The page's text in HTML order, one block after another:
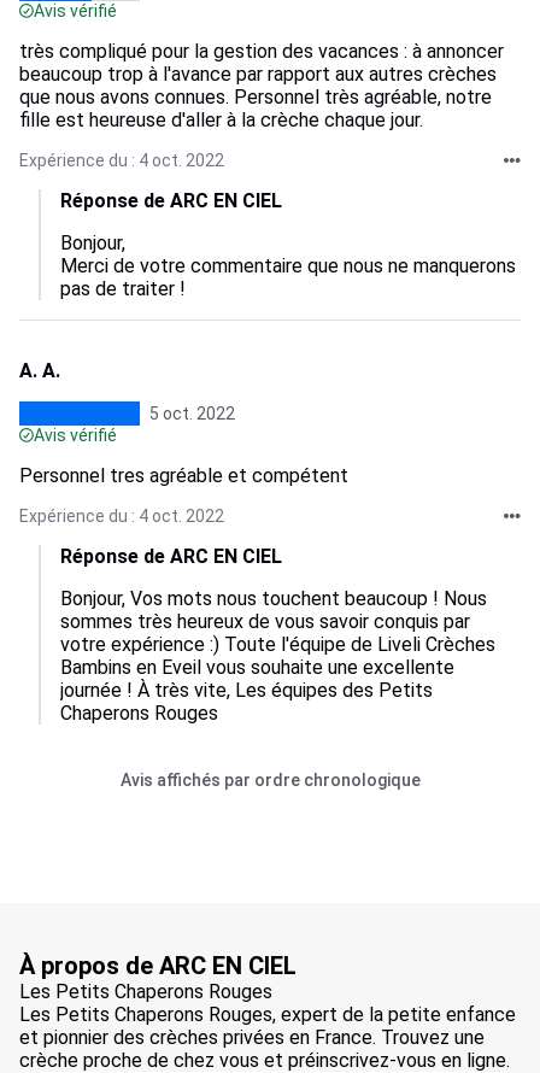
Avis vérifié
très compliqué pour la gestion des vacances : à annoncer
beaucoup trop à l'avance par rapport aux autres crèches
que nous avons connues. Personnel très agréable, notre
fille est heureuse d'aller à la crèche chaque jour.
Expérience du : 4 oct. 2022
Réponse de ARC EN CIEL
Bonjour,
Merci de votre commentaire que nous ne manquerons
pas de traiter !
A. A.
5 oct. 2022
Avis vérifié
Personnel tres agréable et compétent
Expérience du : 4 oct. 2022
Réponse de ARC EN CIEL
Bonjour, Vos mots nous touchent beaucoup ! Nous
sommes très heureux de vous savoir conquis par
votre expérience :) Toute l'équipe de Liveli Crèches
Bambins en Eveil vous souhaite une excellente
journée ! À très vite, Les équipes des Petits
Chaperons Rouges
Avis affichés par ordre chronologique
À propos de ARC EN CIEL
Les Petits Chaperons Rouges
Les Petits Chaperons Rouges, expert de la petite enfance
et pionnier des crèches privées en France. Trouvez une
crèche proche de chez vous et préinscrivez-vous en ligne.